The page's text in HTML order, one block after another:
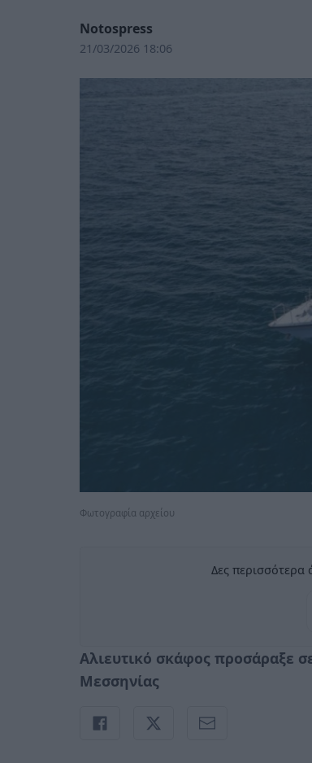
Notospress
21/03/2026 18:06
Φωτογραφία αρχείου
Δες περισσότερα
Αλιευτικό σκάφος προσάραξε
Μεσσηνίας